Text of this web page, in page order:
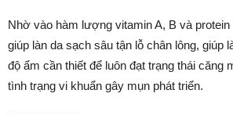
Nhờ vào hàm lượng vitamin A, B và
giúp làn da sạch sâu tận lỗ chân lông, giúp
độ ẩm cần thiết để luôn đạt trạng thái căng
tình trạng vi khuẩn gây mụn phát triển.